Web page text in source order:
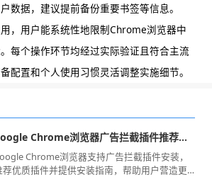
数据，建议提前备份重要书签等信息。
，用户能系统性地限制Chrome浏览器中
每个操作环节均经过实际验证且符合主流
配置和个人使用习惯灵活调整实施细节。
google Chrome浏览器广告拦截插件推荐与安装指南
Chrome浏览器支持广告拦截插件安装，
荐优质插件并提供安装指南，帮助用户营造更